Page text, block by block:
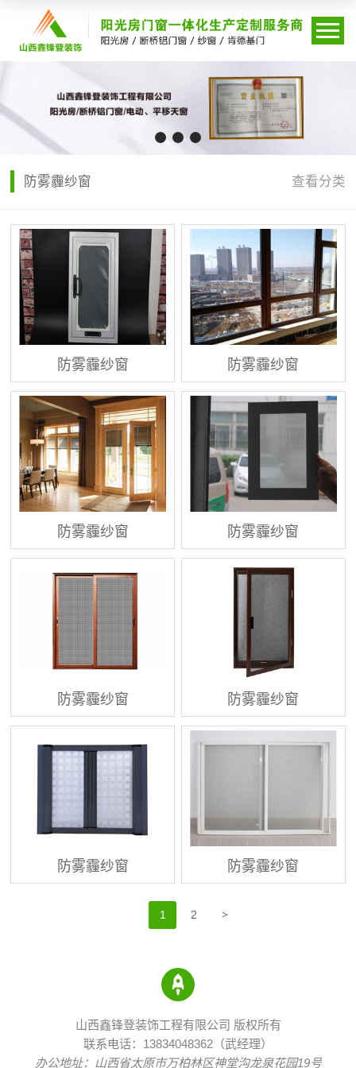
防雾霾纱窗 查看分类
防雾霾纱窗 防雾霾纱窗
防雾霾纱窗 防雾霾纱窗
防雾霾纱窗 防雾霾纱窗
防雾霾纱窗 防雾霾纱窗
1 2 >
山西鑫锋登装饰工程有限公司 版权所有
联系电话：13834048362（武经理）
办公地址：山西省太原市万柏林区神堂沟龙泉花园19号